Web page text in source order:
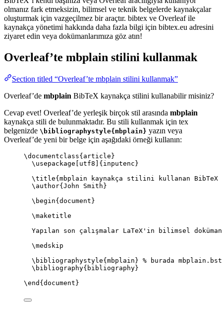
olmanız fark etmeksizin, bilimsel ve teknik belgelerde kaynakçalar
oluşturmak için vazgeçilmez bir araçtır. bibtex ve Overleaf ile
kaynakça yönetimi hakkında daha fazla bilgi için bibtex.eu adresini
ziyaret edin veya dokümanlarımıza göz atın!
Overleaf’te mbplain stilini kullanmak
Section titled “Overleaf’te mbplain stilini kullanmak”
Overleaf’de mbplain BibTeX kaynakça stilini kullanabilir misiniz?
Cevap evet! Overleaf’de yerleşik birçok stil arasında mbplain
kaynakça stili de bulunmaktadır. Bu stili kullanmak için tex
belgenizde \bibliographystyle{mbplain} yazın veya
Overleaf’de yeni bir belge için aşağıdaki örneği kullanın:
\documentclass{ article }
\usepackage
utf8 ]{ inputenc }
\title{mbplain kaynakça stilini kullanan BibTeX
\author{John Smith}
\begin{ document }
\maketitle
Yapılan son çalışmalar LaTeX'in bilimsel
\medskip
\bibliographystyle{mbplain} % burada
\bibliography{bibliography}
\end { document }